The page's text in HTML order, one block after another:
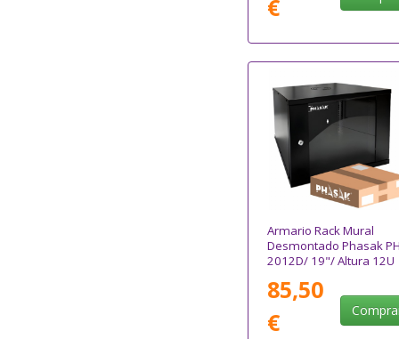
€
Armario Rack Mural
Desmontado Phasak
2012D/ 19"/ Altura 12U
85,50
€